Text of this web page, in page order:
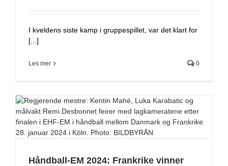
I kveldens siste kamp i gruppespillet, var det klart for
[...]
Les mer 0
Håndball-EM 2024: Frankrike vinner